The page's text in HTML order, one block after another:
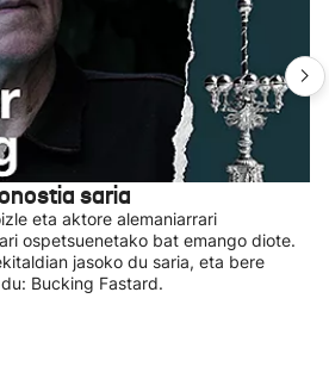
saria
eta aktore alemaniarrari
ospetsuenetako bat emango diote.
jasoko du saria, eta bere
Bucking Fastard.